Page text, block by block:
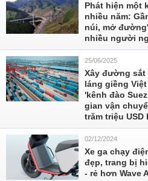
Phát hiện một
nhiều năm:
núi, mở
nhiều người
25/06/2025
Xây đường
láng giềng Việt
'kênh đào
gian vận
trăm triệu USD
02/12/2024
Xe ga chạy
đẹp, trang bị
- rẻ hơn Wave